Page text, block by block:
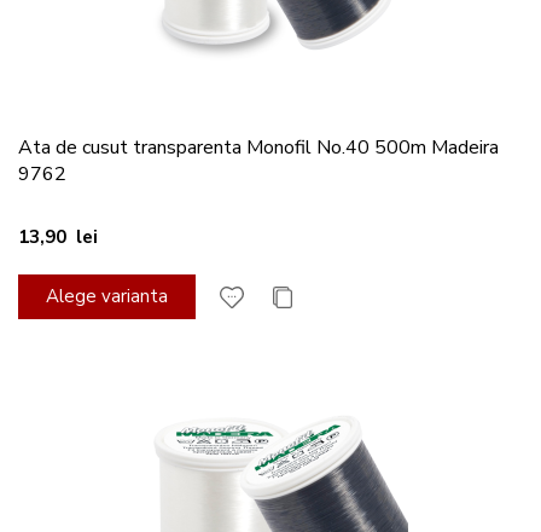
Ata de cusut transparenta Monofil No.40 500m Madeira
9762
13,90 lei
Alege varianta